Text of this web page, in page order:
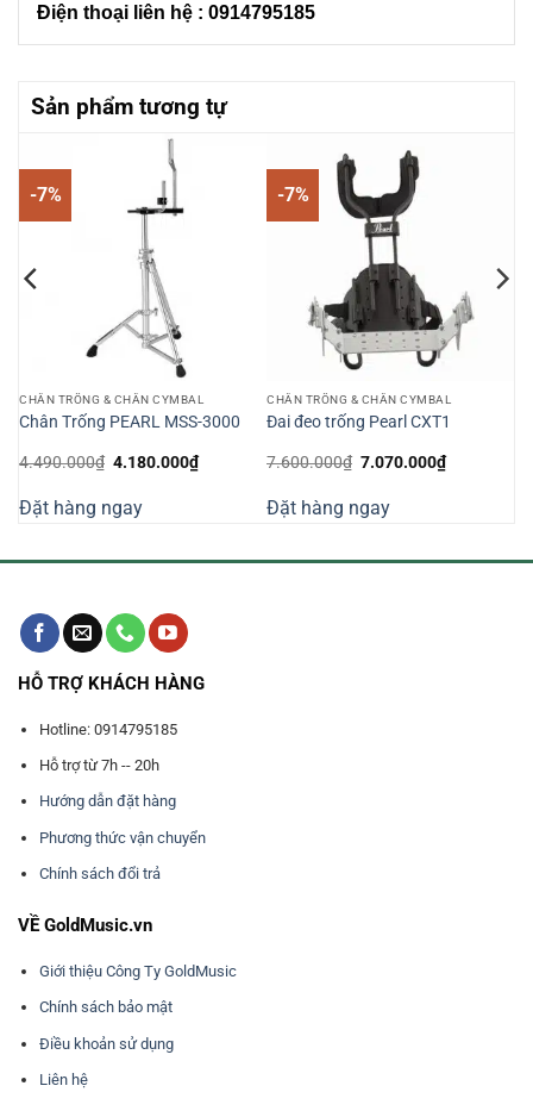
Điện thoại liên hệ : 0914795185
Sản phẩm tương tự
-7%
CHÂN TRỐNG & CHÂN CYMBAL
Chân Trống PEARL MSS-3000
4.490.000₫ Giá
4.490.000₫.
4.180.000₫Giá
hiện
4.180.000₫.
Đặt hàng ngay
-7%
CHÂN TRỐNG & CHÂN CYMBAL
Đai đeo trống Pearl CXT1
7.600.000₫ Giá
7.600.000₫.
7.070.000₫Giá
hiện
Đặt hàng ngay
HỖ TRỢ KHÁCH HÀNG
Hotline: 0914795185
Hỗ trợ từ 7h -- 20h
Hướng dẫn đặt hàng
Phương thức vận chuyển
Chính sách đổi trả
VỀ GoldMusic.vn
Giới thiệu Công Ty GoldMusic
Chính sách bảo mật
Điều khoản sử dụng
Liên hệ